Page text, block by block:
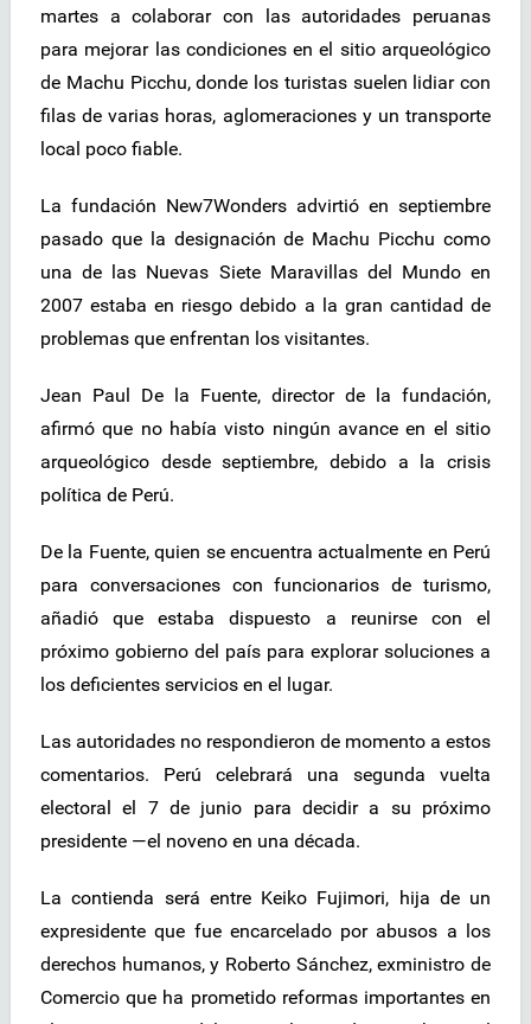
martes a colaborar con las autoridades peruanas
para mejorar las condiciones en el sitio arqueológico
de Machu Picchu, donde los turistas suelen lidiar con
filas de varias horas, aglomeraciones y un transporte
local poco fiable.
La fundación New7Wonders advirtió en septiembre
pasado que la designación de Machu Picchu como
una de las Nuevas Siete Maravillas del Mundo en
2007 estaba en riesgo debido a la gran cantidad de
problemas que enfrentan los visitantes.
Jean Paul De la Fuente, director de la fundación,
afirmó que no había visto ningún avance en el sitio
arqueológico desde septiembre, debido a la crisis
política de Perú.
De la Fuente, quien se encuentra actualmente en Perú
para conversaciones con funcionarios de turismo,
añadió que estaba dispuesto a reunirse con el
próximo gobierno del país para explorar soluciones a
los deficientes servicios en el lugar.
Las autoridades no respondieron de momento a estos
comentarios. Perú celebrará una segunda vuelta
electoral el 7 de junio para decidir a su próximo
presidente —el noveno en una década.
La contienda será entre Keiko Fujimori, hija de un
expresidente que fue encarcelado por abusos a los
derechos humanos, y Roberto Sánchez, exministro de
Comercio que ha prometido reformas importantes en